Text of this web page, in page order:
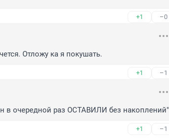
+1 –0
Отложу ка я покушать.
+1 –1
в очередной раз ОСТАВИЛИ без накоплений"
+1 –1